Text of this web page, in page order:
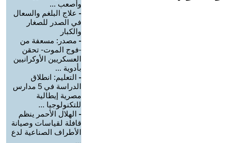
وأصعب ...
- علاج البلغم والسعال
في الصدر للصغار
والكبار
- مصدر: مسعفة من
-فوج الموت- تحقن
العسكريين الأوكرانيين
بأدوية ...
- التعليم: انطلاق
الدراسة في 5 مدارس
مصرية إيطالية
للتكنولوجيا ...
- الهلال الأحمر ينظم
قافلة لقياسات وصيانة
الأطراف الصناعية لدع
...